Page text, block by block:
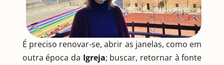
É preciso renovar-se, abrir as janelas, como em
outra época da Igreja; buscar, retornar à fonte